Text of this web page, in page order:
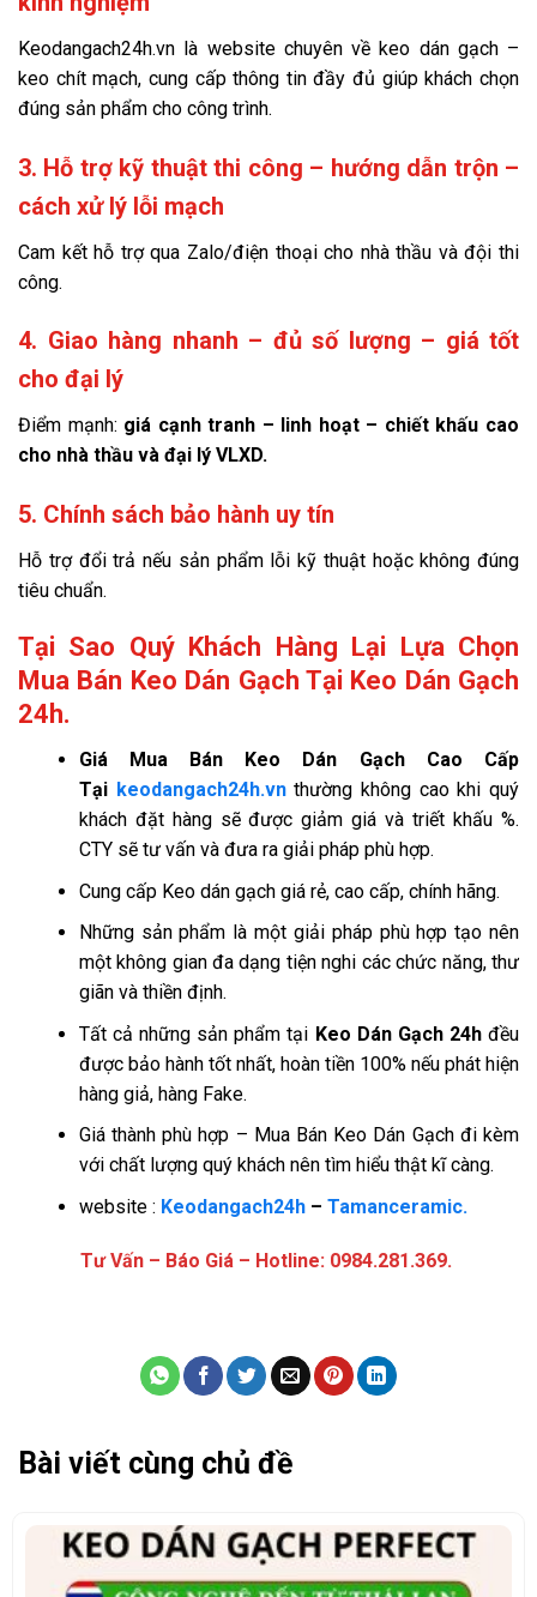
Keodangach24h.vn là website chuyên về keo dán gạch –
keo chít mạch, cung cấp thông tin đầy đủ giúp khách chọn
đúng sản phẩm cho công trình.
3. Hỗ trợ kỹ thuật thi công – hướng dẫn trộn –
cách xử lý lỗi mạch
Cam kết hỗ trợ qua Zalo/điện thoại cho nhà thầu và đội thi
công.
4. Giao hàng nhanh – đủ số lượng – giá tốt
cho đại lý
Điểm mạnh: giá cạnh tranh – linh hoạt – chiết khấu cao
cho nhà thầu và đại lý VLXD.
5. Chính sách bảo hành uy tín
Hỗ trợ đổi trả nếu sản phẩm lỗi kỹ thuật hoặc không đúng
tiêu chuẩn.
Tại Sao Quý Khách Hàng Lại Lựa Chọn
Mua Bán Keo Dán Gạch Tại Keo Dán Gạch
24h.
GiáMua Bán Keo Dán Gạch Cao Cấp
Tại keodangach24h.vn thường không cao khi quý
khách đặt hàng sẽ được giảm giá và triết khấu %.
CTY sẽ tư vấn và đưa ra giải pháp phù hợp.
Cung cấp Keo dán gạch giá rẻ, cao cấp, chính hãng.
Những sản phẩm là một giải pháp phù hợp tạo nên
một không gian đa dạng tiện nghi các chức năng, thư
giãn và thiền định.
Tất cả những sản phẩm tại Keo Dán Gạch 24hđều
được bảo hành tốt nhất, hoàn tiền 100% nếu phát hiện
hàng giả, hàng Fake.
Giá thành phù hợp – Mua Bán Keo Dán Gạch đi kèm
với chất lượng quý khách nên tìm hiểu thật kĩ càng.
website : Keodangach24h– Tamanceramic.
Tư Vấn – Báo Giá – Hotline: 0984.281.369.
Bài viết cùng chủ đề